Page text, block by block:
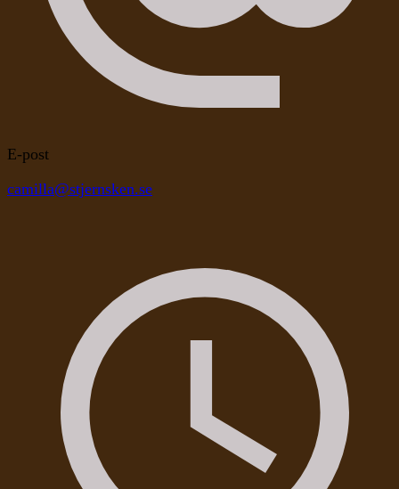
E-post
camilla@stjernsken.se